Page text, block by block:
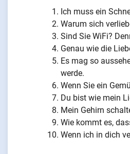
Ich muss ein
Warum sich
Sind Sie WiFi?
Genau wie die
Es mag so
werde.
Wenn Sie ein
Du bist wie mein
Mein Gehirn
Wie kommt es,
Wenn ich in dich